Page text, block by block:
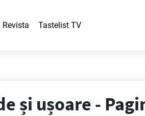
Revista Tastelist TV
și ușoare -